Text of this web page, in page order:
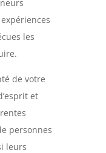
les
de votre
et
personnes
leurs